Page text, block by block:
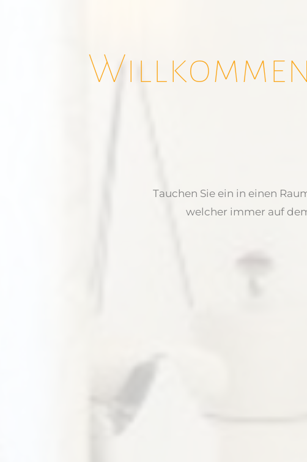
Tauchen Sie ein in einen
welcher immer auf